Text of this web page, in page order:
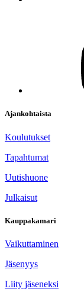
Ajankohtaista
Koulutukset
Tapahtumat
Uutishuone
Julkaisut
Kauppakamari
Vaikuttaminen
Jäsenyys
Liity jäseneksi